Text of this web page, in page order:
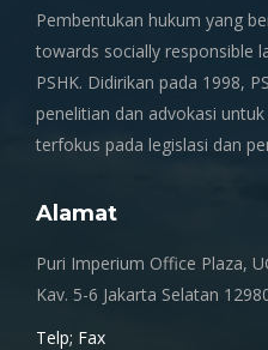
Pembentukan hukum yang
towards socially responsible
PSHK. Didirikan pada 1998,
penelitian dan advokasi
terfokus pada legislasi dan
Alamat
Puri Imperium Office Plaza,
Kav. 5-6 Jakarta Selatan
Telp; Fax